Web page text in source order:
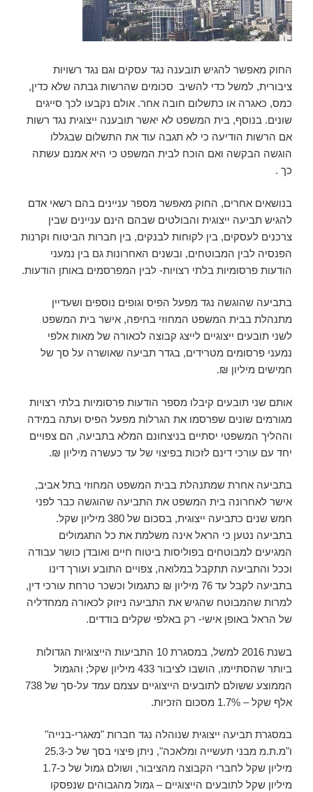
החוק מאפשר להגיש תובענה נגד עסקים וגם נגד רשויות
ציבורית, למשל כדי להשיב סכומים שהרשות גבתה שלא כדין,
כמס, כאגרה או כתשלום חובה אחר. אולם נקבעו לכך סייגים
שונים. בנוסף, בית המשפט לא יאשר תובענה ייצוגית נגד רשות
אם הרשות הודיעה כי לא תגבה עוד את התשלום שבגללו
הוגשה הבקשה ואם הוכח לבית המשפט כי היא אמנם עשתה
כך .
בנושאים אחרים, החוק מאפשר מספר עניינים בהם רשאי אדם
להגיש תביעה ייצוגית והבולטים שבהם הינם עניינים שבין
צרכנים לעסקים, בין לקוחות לבנקים, בין חברות הביטוח וקרנות
הפנסיה לבין המבוטחים, ובשנים האחרונות גם בין נמעני
הודעות פרסומיות בלתי רצויות- לבין המפרסמים באותן הודעות.
בתביעה שהוגשה נגד מפעל הפיס וגופים נוספים ושעדיין
מתנהלת בבית המשפט המחוזי בחיפה, אישר בית המשפט
לשני תובעים ייצוגיים לייצג קבוצה לכאורה של מאות אלפי
נמעני פרסומים מטרידים, בגדר תביעה שאושרה על סך של
חמישים מיליון ₪.
אותם שני תובעים קיבלו מספר הודעות פרסומיות בלתי רצויות
מגורמים שונים שפרסמו את הגרלות מפעל הפיס ועתה במידה
וההליך המשפטי יסתיים בניצחונם המלא בתביעה, הם צפויים
יחד עם עורכי דינם לזכות בפיצוי של עד כעשרה מיליון ₪.
בתביעה אחרת שמתנהלת בבית המשפט המחוזי בתל אביב,
אישר לאחרונה בית המשפט את התביעה שהוגשה כבר לפני
חמש שנים כתביעה ייצוגית, בסכום של 380 מיליון שקל.
בתביעה נטען כי הראל אינה משלמת את כל התגמולים
המגיעים למבוטחים בפוליסות ביטוח חיים ואובדן כושר עבודה
וככל והתביעה תתקבל במלואה, צפויים התובע ועורך דינו
בתביעה לקבל עד 76 מיליון ₪ כתגמול וכשכר טרחת עורכי דין,
למרות שהמבוטח שהגיש את התביעה ניזוק לכאורה ממחדליה
של הראל באופן אישי- רק באלפי שקלים בודדים.
בשנת 2016 למשל, במסגרת 10 התביעות הייצוגיות הגדולות
ביותר שהסתיימו, הושבו לציבור 433 מיליון שקל; והגמול
הממוצע ששולם לתובעים הייצוגיים עצמם עמד על-סך של 738
אלף שקל – 1.7% מסכום הזכיות.
במסגרת תביעה ייצוגית שנוהלה נגד חברות "מאגרי-בנייה"
ו"מ.ת.מ מבני תעשייה ומלאכה", ניתן פיצוי בסך של כ-25.3
מיליון שקל לחברי הקבוצה מהציבור, ושולם גמול של כ-1.7
מיליון שקל לתובעים הייצוגיים – גמול מהגבוהים שנפסקו